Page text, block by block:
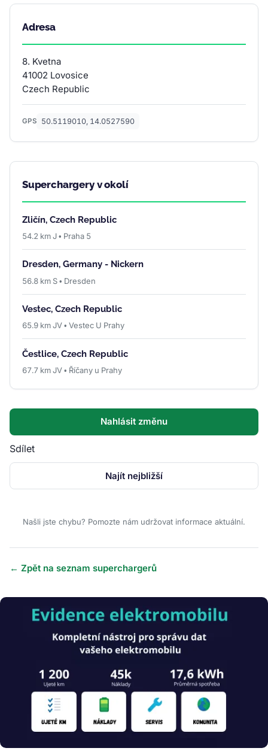
Adresa
8. Kvetna
41002 Lovosice
Czech Republic
GPS 50.5119010, 14.0527590
Superchargery v okolí
Zličín, Czech Republic
54.2 km J • Praha 5
Dresden, Germany - Nickern
56.8 km S • Dresden
Vestec, Czech Republic
65.9 km JV • Vestec U Prahy
Čestlice, Czech Republic
67.7 km JV • Říčany u Prahy
Nahlásit změnu
Sdílet
Najít nejbližší
Našli jste chybu? Pomozte nám udržovat informace aktuální.
← Zpět na seznam superchargerů
Obrázek